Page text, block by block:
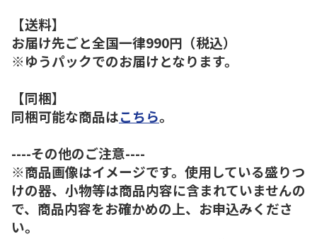
【送料】
お届け先ごと全国一律990円（税込）
※ゆうパックでのお届けとなります。
【同梱】
同梱可能な商品はこちら。
----その他のご注意----
※商品画像はイメージです。使用している盛りつ
けの器、小物等は商品内容に含まれていませんの
で、商品内容をお確かめの上、お申込みくださ
い。